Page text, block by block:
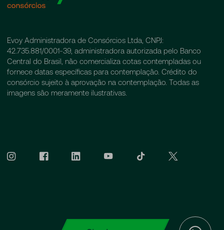
Evoy Administradora de Consórcios Ltda, CNPJ:
42.735.881/0001-39, administradora autorizada pelo Banco
Central do Brasil, não comercializa cotas contempladas ou
fornece datas específicas para contemplação. Crédito do
consórcio sujeito à aprovação na contemplação. Todas as
imagens são meramente ilustrativas.